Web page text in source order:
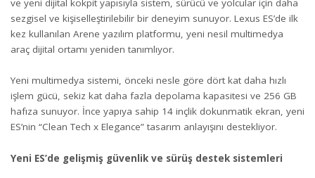
ve yeni dijital kokpit yapısıyla sistem, sürücü ve yolcular için daha
sezgisel ve kişiselleştirilebilir bir deneyim sunuyor. Lexus ES’de ilk
kez kullanılan Arene yazılım platformu, yeni nesil multimedya
araç dijital ortamı yeniden tanımlıyor.
Yeni multimedya sistemi, önceki nesle göre dört kat daha hızlı
işlem gücü, sekiz kat daha fazla depolama kapasitesi ve 256 GB
hafıza sunuyor. İnce yapıya sahip 14 inçlik dokunmatik ekran, yeni
ES’nin “Clean Tech x Elegance” tasarım anlayışını destekliyor.
Yeni ES’de gelişmiş güvenlik ve sürüş destek sistemleri